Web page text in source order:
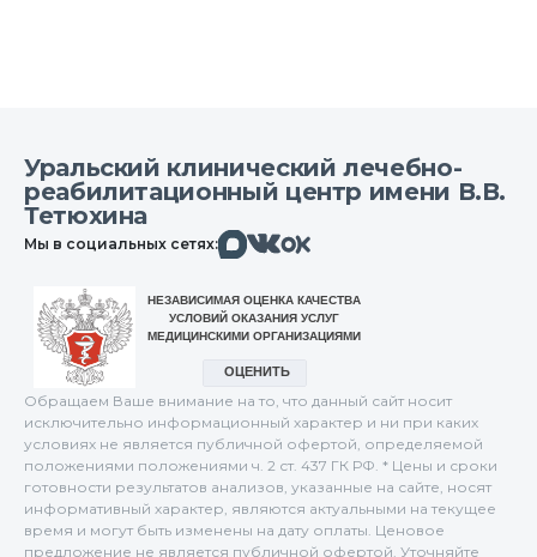
Уральский клинический лечебно-
реабилитационный центр имени В.В.
Тетюхина
Мы в социальных сетях:МаксВконтактеОдноклассники
Обращаем Ваше внимание на то, что данный сайт носит
исключительно информационный характер и ни при каких
условиях не является публичной офертой, определяемой
положениями положениями ч. 2 ст. 437 ГК РФ. * Цены и сроки
готовности результатов анализов, указанные на сайте, носят
информативный характер, являются актуальными на текущее
время и могут быть изменены на дату оплаты. Ценовое
предложение не является публичной офертой. Уточняйте